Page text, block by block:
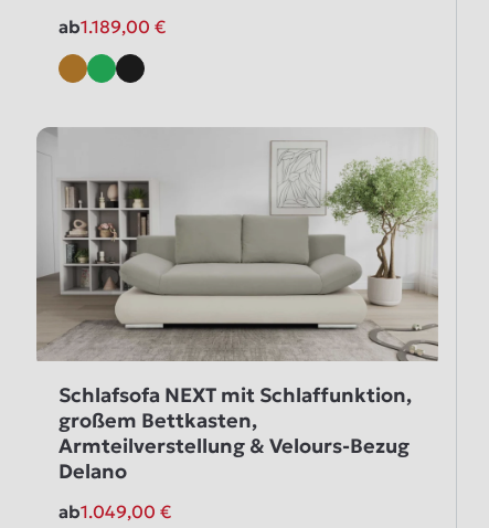
ab1.189,00 €
Schlafsofa NEXT mit Schlaffunktion,
großem Bettkasten,
Armteilverstellung & Velours-Bezug
Delano
ab1.049,00 €